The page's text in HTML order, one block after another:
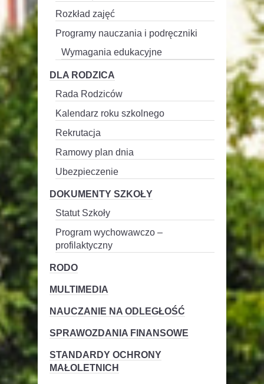
Rozkład zajęć
Programy nauczania i podręczniki
Wymagania edukacyjne
DLA RODZICA
Rada Rodziców
Kalendarz roku szkolnego
Rekrutacja
Ramowy plan dnia
Ubezpieczenie
DOKUMENTY SZKOŁY
Statut Szkoły
Program wychowawczo –
profilaktyczny
RODO
MULTIMEDIA
NAUCZANIE NA ODLEGŁOŚĆ
SPRAWOZDANIA FINANSOWE
STANDARDY OCHRONY
MAŁOLETNICH